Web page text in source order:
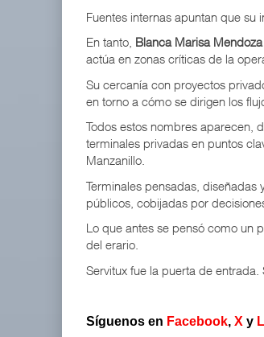
Fuentes internas apuntan que su
En tanto, Blanca Marisa
actúa en zonas críticas de la
Su cercanía con proyectos
en torno a cómo se dirigen los
Todos estos nombres aparecen,
terminales privadas en puntos
Manzanillo.
Terminales pensadas,
públicos, cobijadas por
Lo que antes se pensó como un
del erario.
Servitux fue la puerta de
Síguenos en Facebook, X y